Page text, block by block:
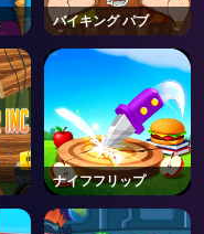
バイキング パブ
ナイフフリップ